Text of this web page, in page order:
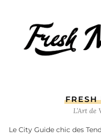
FRESH
L’Art de
Le City Guide chic des